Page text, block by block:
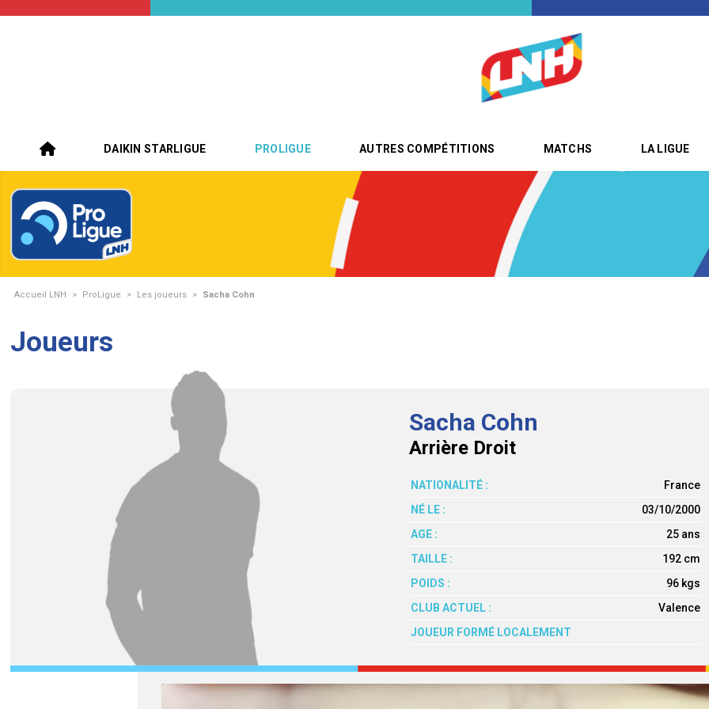
DAIKIN STARLIGUE PROLIGUE AUTRES COMPÉTITIONS MATCHS LA LIGUE
Accueil LNH > ProLigue > Les joueurs > Sacha Cohn
Joueurs
Sacha Cohn
Arrière Droit
NATIONALITÉ :
France
NÉ LE :
03/10/2000
AGE :
25 ans
TAILLE :
192 cm
POIDS :
96 kgs
CLUB ACTUEL :
Valence
JOUEUR FORMÉ LOCALEMENT